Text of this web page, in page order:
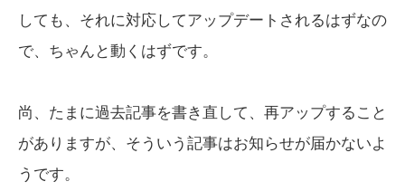
しても、それに対応してアップデートされるはずなの
で、ちゃんと動くはずです。
尚、たまに過去記事を書き直して、再アップすること
がありますが、そういう記事はお知らせが届かないよ
うです。